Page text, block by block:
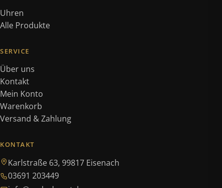
Uhren
Alle Produkte
SERVICE
Über uns
Kontakt
Mein Konto
Warenkorb
Versand & Zahlung
KONTAKT
Karlstraße 63, 99817 Eisenach
03691 203449